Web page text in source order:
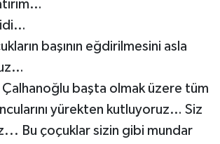
idi…
başının eğdirilmesini asla
Çalhanoğlu başta olmak üzere tüm
yürekten kutluyoruz… Siz
Bu çoçuklar sizin gibi mundar